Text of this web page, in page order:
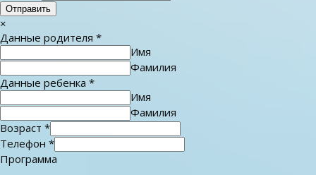
Отправить
×
Данные родителя *
Имя
Фамилия
Данные ребенка *
Имя
Фамилия
Возраст *
Телефон *
Программа